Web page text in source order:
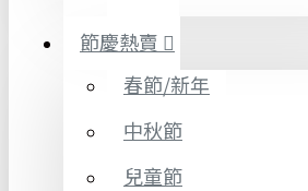
節慶熱賣
春節/新年
中秋節
兒童節